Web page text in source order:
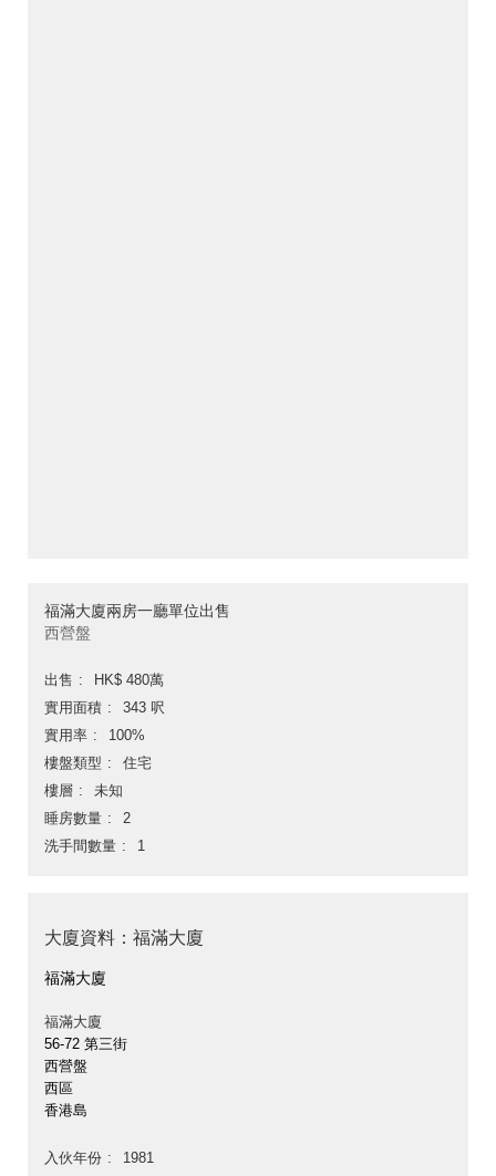
福滿大廈兩房一廳單位出售
西營盤
出售
HK$ 480萬
實用面積
343 呎
實用率
100%
樓盤類型
住宅
樓層
未知
睡房數量
2
洗手間數量
1
大廈資料：福滿大廈
福滿大廈
福滿大廈
56-72 第三街
西營盤
西區
香港島
入伙年份
1981